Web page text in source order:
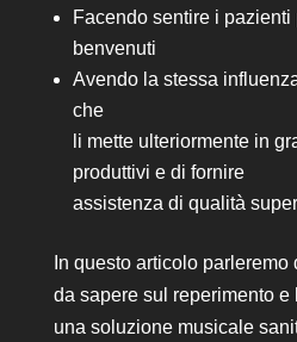
Facendo sentire i
benvenuti
Avendo la stessa
che
li mette ulteriormente in
produttivi e di fornire
assistenza di qualità
In questo articolo parleremo
da sapere sul reperimento e
una soluzione musicale